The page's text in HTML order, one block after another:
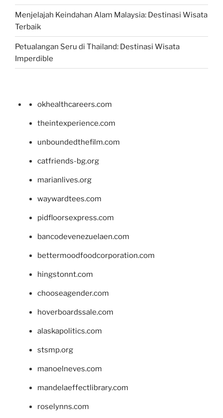
Menjelajah Keindahan Alam Malaysia: Destinasi Wisata
Terbaik
Petualangan Seru di Thailand: Destinasi Wisata
Imperdible
okhealthcareers.com
theintexperience.com
unboundedthefilm.com
catfriends-bg.org
marianlives.org
waywardtees.com
pidfloorsexpress.com
bancodevenezuelaen.com
bettermoodfoodcorporation.com
hingstonnt.com
chooseagender.com
hoverboardssale.com
alaskapolitics.com
stsmp.org
manoelneves.com
mandelaeffectlibrary.com
roselynns.com